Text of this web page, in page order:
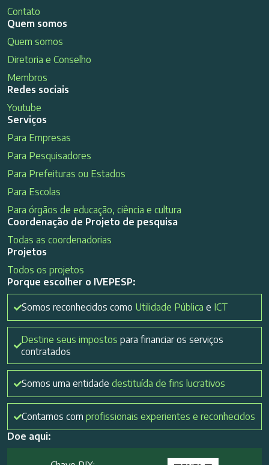
Contato
Quem somos
Quem somos
Diretoria e Conselho
Membros
Redes sociais
Youtube
Serviços
Para Empresas
Para Pesquisadores
Para Prefeituras ou Estados
Para Escolas
Para órgãos de educação, ciência e cultura
Coordenação de Projeto de pesquisa
Todas as coordenadorias
Projetos
Todos os projetos
Porque escolher o IVEPESP:
Somos reconhecidos como Utilidade Pública e ICT
Destine seus impostos para financiar os serviços
contratados
Somos uma entidade destituída de fins lucrativos
Contamos com profissionais experientes e reconhecidos
Doe aqui: